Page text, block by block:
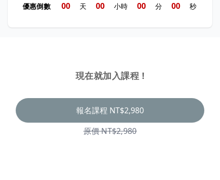
優惠倒數 00 天 00 小時 00 分 00 秒
現在就加入課程 !
報名課程 NT$2,980
原價 NT$2,980